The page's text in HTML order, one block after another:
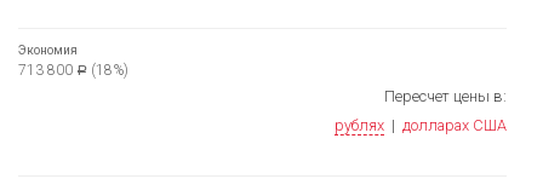
Экономия
713 800 Р (18%)
Пересчет цены в:
рублях | долларах США